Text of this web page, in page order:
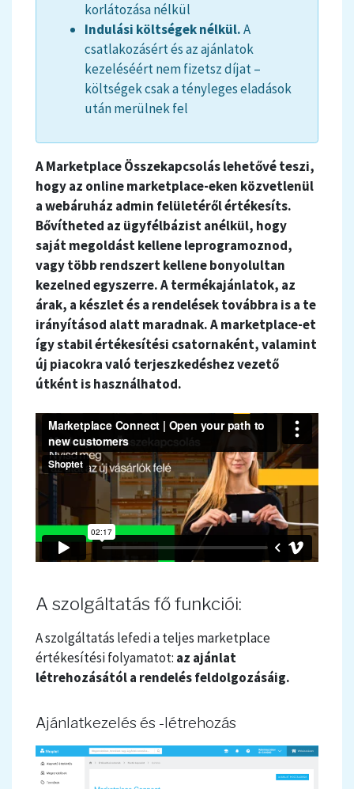
korlátozása nélkül
Indulási költségek nélkül.A
csatlakozásért és az ajánlatok
kezeléséért nem fizetsz díjat –
költségek csak a tényleges eladások
után merülnek fel
A Marketplace Összekapcsolás lehetővé teszi,
hogy az online marketplace-eken közvetlenül
a webáruház admin felületéről értékesíts.
Bővítheted az ügyfélbázist anélkül, hogy
saját megoldást kellene leprogramoznod,
vagy több rendszert kellene bonyolultan
kezelned egyszerre. A termékajánlatok, az
árak, a készlet és a rendelések továbbra is a te
irányításod alatt maradnak. A marketplace-et
így stabil értékesítési csatornaként, valamint
új piacokra való terjeszkedéshez vezető
útként is használhatod.
A szolgáltatás fő funkciói:
A szolgáltatás lefedi a teljes marketplace
értékesítési folyamatot: az ajánlat
létrehozásától a rendelés feldolgozásáig.
Ajánlatkezelés és -létrehozás